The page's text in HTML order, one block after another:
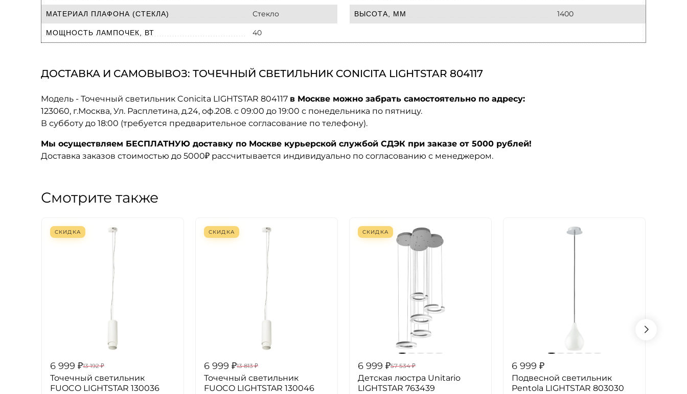
МАТЕРИАЛ ПЛАФОНА (СТЕКЛА) Стекло
МОЩНОСТЬ ЛАМПОЧЕК, ВТ 40
ВЫСОТА, ММ 1400
ДОСТАВКА И САМОВЫВОЗ: ТОЧЕЧНЫЙ СВЕТИЛЬНИК CONICITA LIGHTSTAR 804117
Модель - Точечный светильник Conicita LIGHTSTAR 804117 в Москве можно забрать самостоятельно по адресу:
123060, г.Москва, Ул. Расплетина, д.24, оф.208. с 09:00 до 19:00 с понедельника по пятницу.
В субботу до 18:00 (требуется предварительное согласование по телефону).
Мы осуществляем БЕСПЛАТНУЮ доставку по Москве курьерской службой СДЭК при заказе от 5000 рублей!
Доставка заказов стоимостью до 5000₽ рассчитывается индивидуально по согласованию с менеджером.
Смотрите также
СКИДКА
6 999 ₽13 192 ₽
Точечный светильник
FUOCO LIGHTSTAR 130036
СКИДКА
6 999 ₽13 813 ₽
Точечный светильник
FUOCO LIGHTSTAR 130046
СКИДКА
6 999 ₽57 534 ₽
Детская люстра Unitario
LIGHTSTAR 763439
6 999 ₽
Подвесной светильник
Pentola LIGHTSTAR 803030